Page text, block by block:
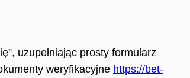
uzupełniając prosty formularz
weryfikacyjne https://bet-